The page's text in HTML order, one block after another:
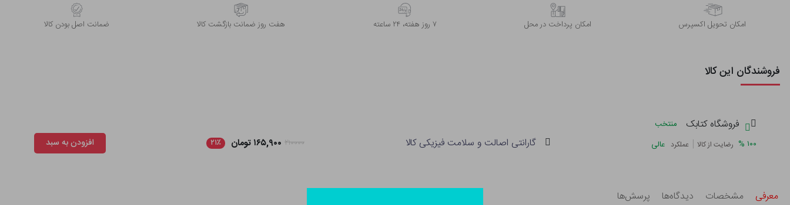
اﻣﮑﺎن ﺗﺤﻮﯾﻞ اﮐﺴﭙﺮس امکان پرداخت در محل ۷ روز ﻫﻔﺘﻪ، ۲۴ ﺳﺎﻋﺘﻪ هفت روز ضمانت بازگشت کالا ﺿﻤﺎﻧﺖ اﺻﻞ ﺑﻮدن ﮐﺎﻟﺎ
فروشندگان این کالا
فروشگاه کتابک
منتخب
۱۰۰ % رضایت از کالا | عملکرد عالی گارانتی اصالت و سلامت فیزیکی کالا ۲۱۰۰۰۰ ۱۶۵,۹۰۰ تومان ۲۱٪ افزودن به سبد
معرفی مشخصات دیدگاه‌ها پرسش‌ها